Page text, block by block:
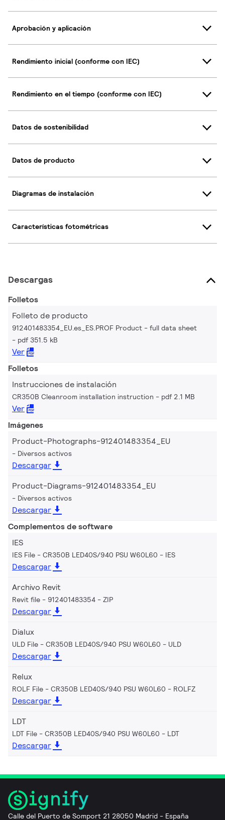
Aprobación y aplicación
Rendimiento inicial (conforme con IEC)
Rendimiento en el tiempo (conforme con IEC)
Datos de sostenibilidad
Datos de producto
Diagramas de instalación
Características fotométricas
Descargas
Folletos
Folleto de producto
912401483354_EU.es_ES.PROF Product - full data sheet
pdf 351.5 kB
Ver
Folletos
Instrucciones de instalación
CR350B Cleanroom installation instruction pdf 2.1 MB
Ver
Imágenes
Product-Photographs-912401483354_EU
Diversos activos
Descargar
Product-Diagrams-912401483354_EU
Diversos activos
Descargar
Complementos de software
IES
IES File - CR350B LED40S/940 PSU W60L60 IES
Descargar
Archivo Revit
Revit file - 912401483354 ZIP
Descargar
Dialux
ULD File - CR350B LED40S/940 PSU W60L60 ULD
Descargar
Relux
ROLF File - CR350B LED40S/940 PSU W60L60 ROLFZ
Descargar
LDT
LDT File - CR350B LED40S/940 PSU W60L60 LDT
Descargar
Calle del Puerto de Somport 21 28050 Madrid - España